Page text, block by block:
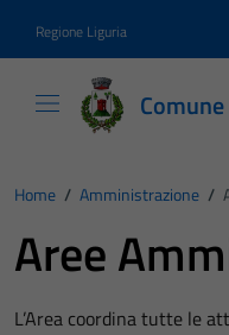
Regione Liguria
Home / Amministrazione /
Aree
L’Area coordina tutte le